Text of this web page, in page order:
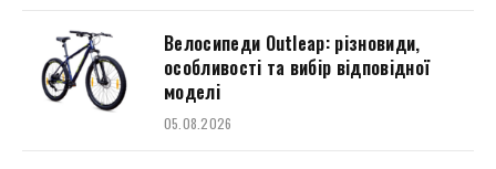
Велосипеди Outleap: різновиди,
особливості та вибір відповідної
моделі
05.08.2026